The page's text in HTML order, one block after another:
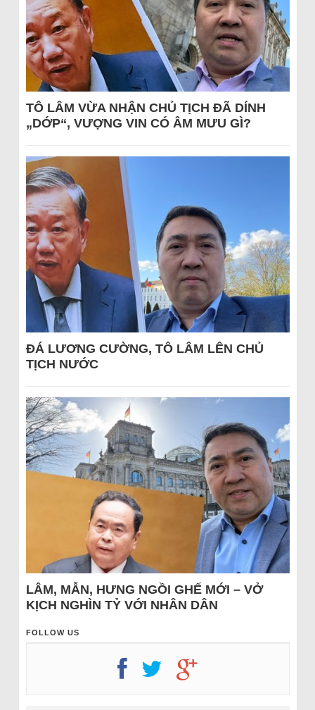
TÔ LÂM VỪA NHẬN CHỦ TỊCH ĐÃ DÍNH
„DỚP“, VƯỢNG VIN CÓ ÂM MƯU GÌ?
ĐÁ LƯƠNG CƯỜNG, TÔ LÂM LÊN CHỦ
TỊCH NƯỚC
LÂM, MẪN, HƯNG NGỒI GHẾ MỚI – VỞ
KỊCH NGHÌN TỶ VỚI NHÂN DÂN
FOLLOW US